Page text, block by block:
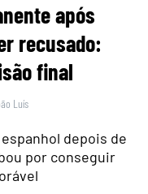
após
recusado:
final
Luís
depois de
por conseguir